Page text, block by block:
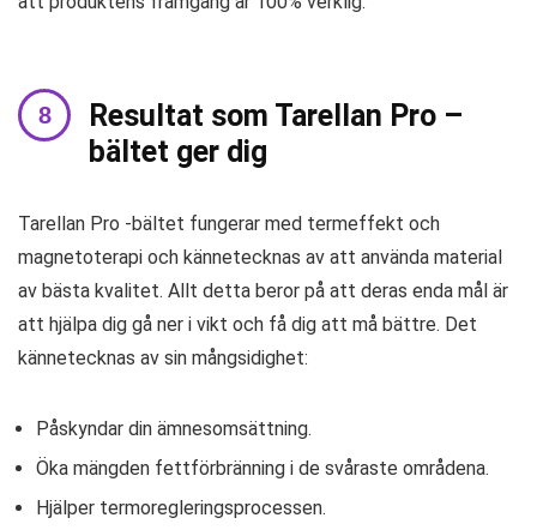
Resultat som Tarellan Pro –
bältet ger dig
Tarellan Pro -bältet fungerar med termeffekt och
magnetoterapi och kännetecknas av att använda material
av bästa kvalitet. Allt detta beror på att deras enda mål är
att hjälpa dig gå ner i vikt och få dig att må bättre. Det
kännetecknas av sin mångsidighet:
Påskyndar din ämnesomsättning.
Öka mängden fettförbränning i de svåraste områdena.
Hjälper termoregleringsprocessen.